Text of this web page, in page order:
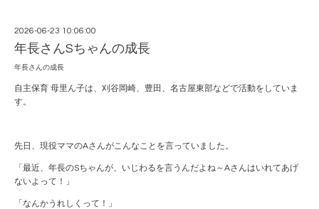
2026-06-23 10:06:00
年長さんSちゃんの成長
年長さんの成長
自主保育 母里ん子は、刈谷岡崎、豊田、名古屋東部などで活動をしていま
す。
先日、現役ママのAさんがこんなことを言っていました。
「最近、年長のSちゃんが、いじわるを言うんだよね～Aさんはいれてあげ
ないよって！」
「なんかうれしくって！」